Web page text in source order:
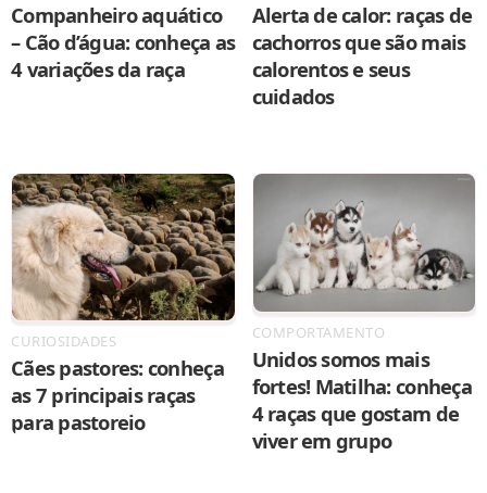
Companheiro aquático
– Cão d’água: conheça as
4 variações da raça
Alerta de calor: raças de
cachorros que são mais
calorentos e seus
cuidados
CURIOSIDADES
Cães pastores: conheça
as 7 principais raças
para pastoreio
COMPORTAMENTO
Unidos somos mais
fortes! Matilha: conheça
4 raças que gostam de
viver em grupo